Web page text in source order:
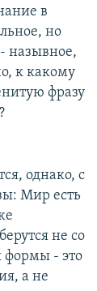
в
но
назывное,
к какому
фразу
однако, с
Мир есть
не со
формы - это
а не